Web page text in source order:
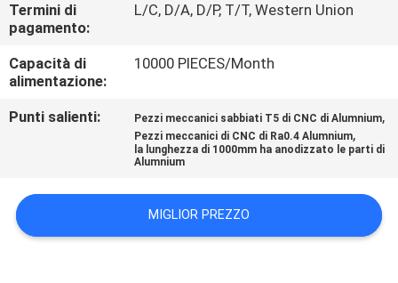
CHIEDI
UN
PREVENTIVO
DEL
SITO
Termini di
pagamento:
L/C, D/A, D/P, T/T, Western Union
Capacità di
alimentazione:
10000 PIECES/Month
Punti salienti: Pezzi meccanici sabbiati T5 di CNC di Alumnium,
Pezzi meccanici di CNC di Ra0.4 Alumnium,
la lunghezza di 1000mm ha anodizzato le parti di
Alumnium
MIGLIOR PREZZO